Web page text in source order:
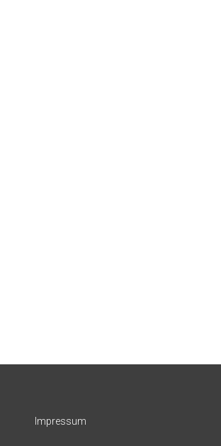
Impressum